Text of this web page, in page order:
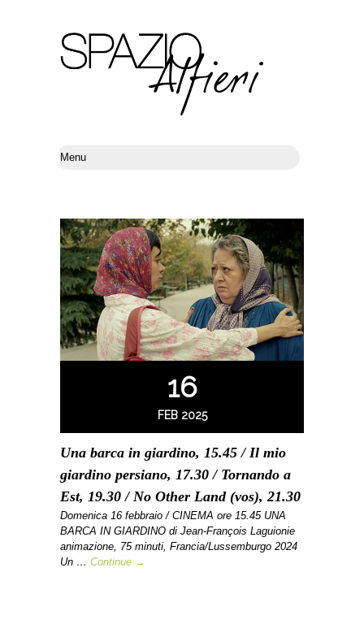
16
FEB 2025
Una barca in giardino, 15.45 / Il mio
giardino persiano, 17.30 / Tornando a
Est, 19.30 / No Other Land (vos), 21.30
Domenica 16 febbraio / CINEMA ore 15.45 UNA
BARCA IN GIARDINO di Jean-François Laguionie
animazione, 75 minuti, Francia/Lussemburgo 2024
Un … Continue →